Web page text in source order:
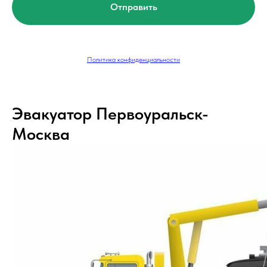
Отправить
Политика конфиденциальности
Эвакуатор Первоуральск-
Москва